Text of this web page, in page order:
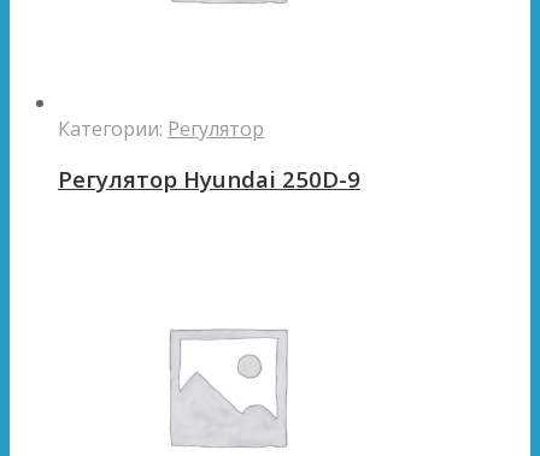
Категории: Регулятор
Регулятор Hyundai 250D-9